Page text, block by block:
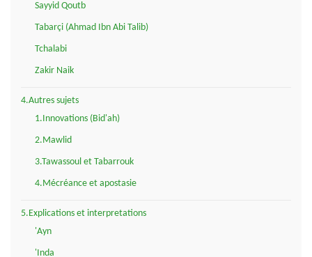
Sayyid Qoutb
Tabarçi (Ahmad Ibn Abi Talib)
Tchalabi
Zakir Naik
4.Autres sujets
1.Innovations (Bid'ah)
2.Mawlid
3.Tawassoul et Tabarrouk
4.Mécréance et apostasie
5.Explications et interpretations
'Ayn
'Inda